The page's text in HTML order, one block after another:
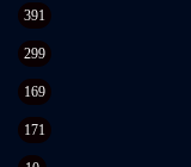
391
299
169
171